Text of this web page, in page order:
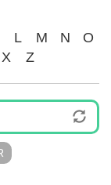
L M N
O
X Z